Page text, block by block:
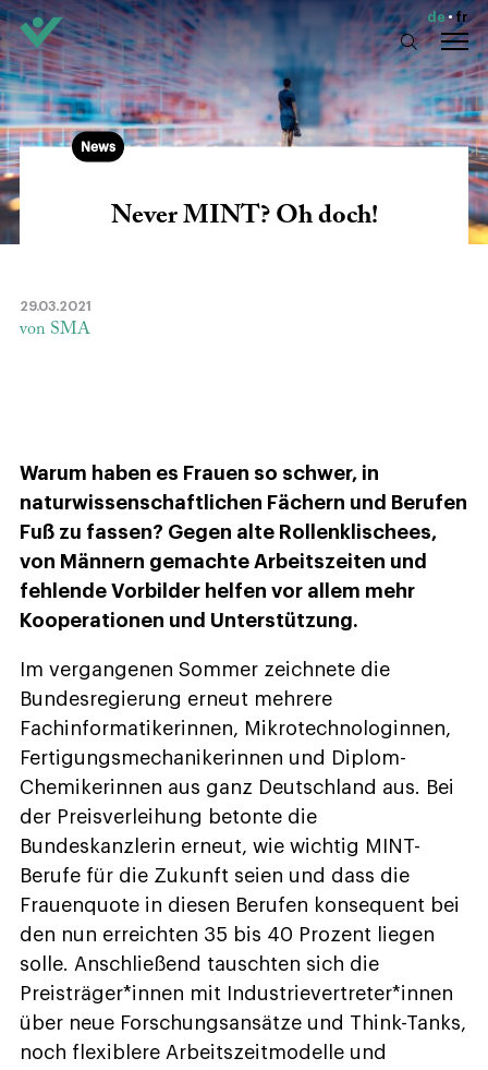
de fr
News
Never MINT? Oh doch!
29.03.2021
von SMA
Warum haben es Frauen so schwer, in
naturwissenschaftlichen Fächern und Berufen
Fuß zu fassen? Gegen alte Rollenklischees,
von Männern gemachte Arbeitszeiten und
fehlende Vorbilder helfen vor allem mehr
Kooperationen und Unterstützung.
Im vergangenen Sommer zeichnete die
Bundesregierung erneut mehrere
Fachinformatikerinnen, Mikrotechnologinnen,
Fertigungsmechanikerinnen und Diplom-
Chemikerinnen aus ganz Deutschland aus. Bei
der Preisverleihung betonte die
Bundeskanzlerin erneut, wie wichtig MINT-
Berufe für die Zukunft seien und dass die
Frauenquote in diesen Berufen konsequent bei
den nun erreichten 35 bis 40 Prozent liegen
solle. Anschließend tauschten sich die
Preisträger*innen mit Industrievertreter*innen
über neue Forschungsansätze und Think-Tanks,
noch flexiblere Arbeitszeitmodelle und